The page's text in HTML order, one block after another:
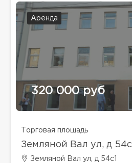
Аренда
320 000 руб
Торговая площадь
Земляной Вал ул, д 54с1
Земляной Вал ул, д 54с1